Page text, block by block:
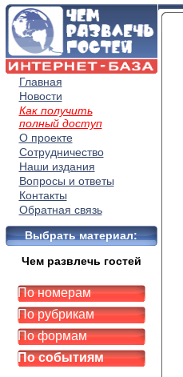
Главная
Новости
Как получить
полный доступ
О проекте
Сотрудничество
Наши издания
Вопросы и ответы
Контакты
Обратная связь
Выбрать материал:
Чем развлечь гостей
По номерам
По рубрикам
По формам
По событиям